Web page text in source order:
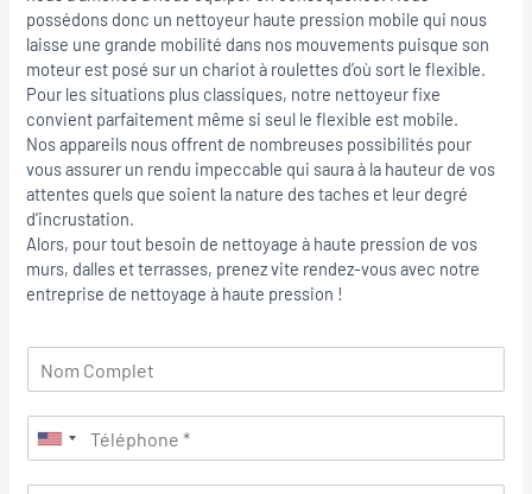
possédons donc un nettoyeur haute pression mobile qui nous
laisse une grande mobilité dans nos mouvements puisque son
moteur est posé sur un chariot à roulettes d’où sort le flexible.
Pour les situations plus classiques, notre nettoyeur fixe
convient parfaitement même si seul le flexible est mobile.
Nos appareils nous offrent de nombreuses possibilités pour
vous assurer un rendu impeccable qui saura à la hauteur de vos
attentes quels que soient la nature des taches et leur degré
d’incrustation.
Alors, pour tout besoin de nettoyage à haute pression de vos
murs, dalles et terrasses, prenez vite rendez-vous avec notre
entreprise de nettoyage à haute pression !